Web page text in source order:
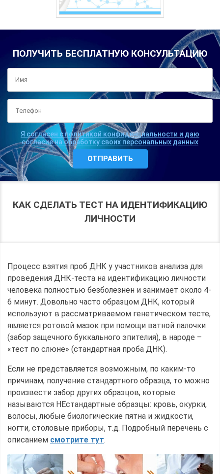
ПОЛУЧИТЬ БЕСПЛАТНУЮ КОНСУЛЬТАЦИЮ
Я согласен с политикой конфиденциальности и даю
согласие на обработку своих персональных данных
КАК СДЕЛАТЬ ТЕСТ НА ИДЕНТИФИКАЦИЮ
ЛИЧНОСТИ
Процесс взятия проб ДНК у участников анализа для
проведения ДНК-теста на идентификацию личности
человека полностью безболезнен и занимает около 4-
6 минут. Довольно часто образцом ДНК, который
используют в рассматриваемом генетическом тесте,
является ротовой мазок при помощи ватной палочки
(забор защечного буккального эпителия), в народе –
«тест по слюне» (стандартная проба ДНК).
Если не представляется возможным, по каким-то
причинам, получение стандартного образца, то можно
произвести забор других образцов, которые
называются НЕстандартные образцы: кровь, окурки,
волосы, любые биологические пятна и жидкости,
ногти, столовые приборы, т.д. Подробный перечень с
описанием смотрите тут.